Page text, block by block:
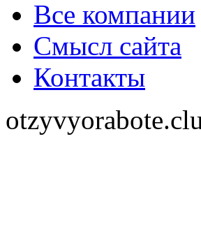
Все компании
Смысл сайта
Контакты